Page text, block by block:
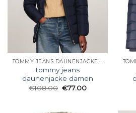
TOMMY JEANS DAUNENJACKE DAMEN
tommy jeans
daunenjacke damen
€108.00 €77.00